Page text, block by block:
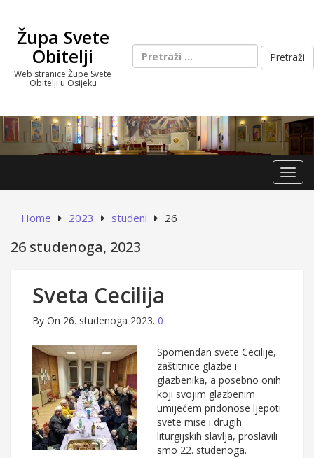
contentŽupa Svete
Obitelji
Web stranice Župe Svete
Obitelji u Osijeku
Pretraži:
Home 2023 studeni 26
26 studenoga, 2023
Sveta Cecilija
By On 26. studenoga 2023. 0
Spomendan svete Cecilije,
zaštitnice glazbe i
glazbenika, a posebno onih
koji svojim glazbenim
umijećem pridonose ljepoti
svete mise i drugih
liturgijskih slavlja, proslavili
smo 22. studenoga.